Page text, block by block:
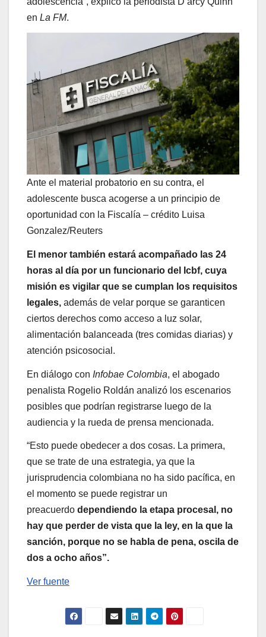
en La FM.
Ante el material probatorio en su contra, el
adolescente busca acogerse a un principio de
oportunidad con la Fiscalía – crédito Luisa
Gonzalez/Reuters
El menor también estará acompañado las 24
horas al día por un funcionario del Icbf, cuya
misión es vigilar que se cumplan los requisitos
legales, además de velar porque se garanticen
ciertos derechos como acceso a luz solar,
alimentación balanceada (tres comidas diarias) y
atención psicosocial.
En diálogo con Infobae Colombia, el abogado
penalista Rogelio Roldán analizó los escenarios
posibles que podrían registrarse luego de la
audiencia y la rueda de prensa mencionada.
“Esto puede obedecer a dos cosas. La primera,
que se trate de una estrategia, ya que la
jurisprudencia colombiana no ha sido pacífica, en
el momento se puede registrar un
preacuerdo dependiendo la etapa procesal, no
hay que perder de vista que la ley, en la que la
sanción, porque no se habla de pena, oscila de
dos a ocho años”.
Ver fuente